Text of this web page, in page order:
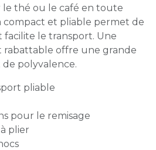
le thé ou le café en toute
compact et pliable permet de
facilite le transport. Une
rabattable offre une grande
de polyvalence.
pliable
pour le remisage
plier